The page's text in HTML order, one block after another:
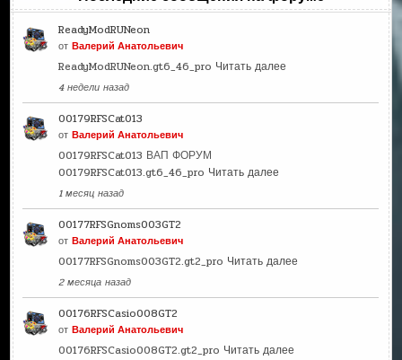
ReadyModRUNeon
отВалерий Анатольевич
ReadyModRUNeon.gt6_46_pro Читать далее
4 недели назад
00179RFSCat013
отВалерий Анатольевич
00179RFSCat013 ВАП ФОРУМ
00179RFSCat013.gt6_46_pro Читать далее
1 месяц назад
00177RFSGnoms003GT2
отВалерий Анатольевич
00177RFSGnoms003GT2.gt2_pro Читать далее
2 месяца назад
00176RFSCasio008GT2
отВалерий Анатольевич
00176RFSCasio008GT2.gt2_pro Читать далее